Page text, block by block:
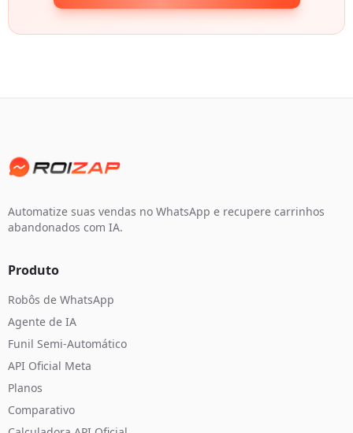
Automatize suas vendas no WhatsApp e recupere carrinhos
abandonados com IA.
Produto
Robôs de WhatsApp
Agente de IA
Funil Semi-Automático
API Oficial Meta
Planos
Comparativo